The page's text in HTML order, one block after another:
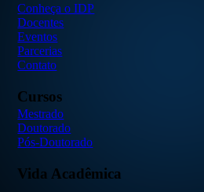
Conheça o IDP
Docentes
Eventos
Parcerias
Contato
Cursos
Mestrado
Doutorado
Pós-Doutorado
Vida Acadêmica